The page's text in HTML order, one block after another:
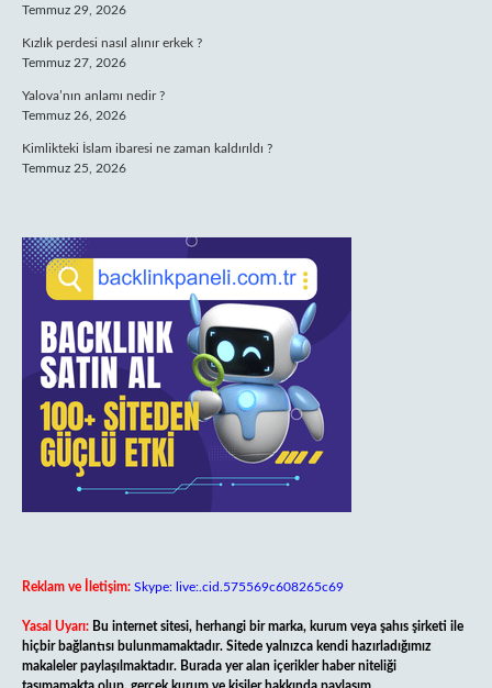
Temmuz 29, 2026
Kızlık perdesi nasıl alınır erkek ?
Temmuz 27, 2026
Yalova’nın anlamı nedir ?
Temmuz 26, 2026
Kimlikteki İslam ibaresi ne zaman kaldırıldı ?
Temmuz 25, 2026
Reklam ve İletişim: Skype: live:.cid.575569c608265c69
Yasal Uyarı: Bu internet sitesi, herhangi bir marka, kurum veya şahıs şirketi ile
hiçbir bağlantısı bulunmamaktadır. Sitede yalnızca kendi hazırladığımız
makaleler paylaşılmaktadır. Burada yer alan içerikler haber niteliği